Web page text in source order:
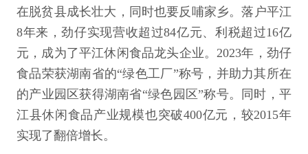
在脱贫县成长壮大，同时也要反哺家乡。落户平江
8年来，劲仔实现营收超过84亿元、利税超过16亿
元，成为了平江休闲食品龙头企业。2023年，劲仔
食品荣获湖南省的“绿色工厂”称号，并助力其所在
的产业园区获得湖南省“绿色园区”称号。同时，平
江县休闲食品产业规模也突破400亿元，较2015年
实现了翻倍增长。